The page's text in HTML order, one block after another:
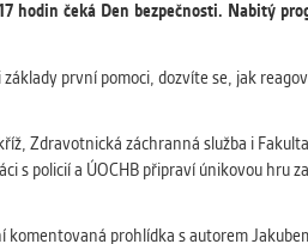
hodin čeká Den bezpečnosti. Nabitý
první pomoci, dozvíte se, jak
Zdravotnická záchranná služba i Fakulta
s policií a ÚOCHB připraví únikovou hru
prohlídka s autorem